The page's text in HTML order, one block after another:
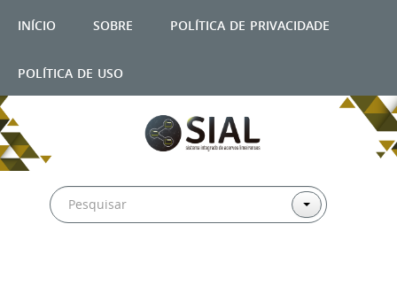
início sobre
política de privacidade
política de uso